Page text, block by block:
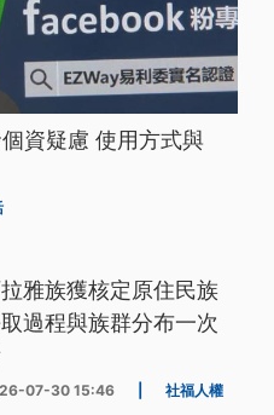
資疑慮 使用方式與
雅族獲核定原住民族
過程與族群分布一次
07-30 15:46 社福人權